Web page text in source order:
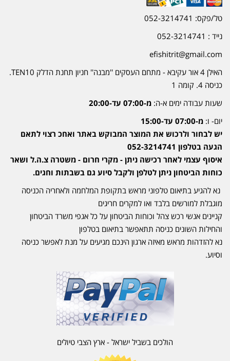
טל/פקס: 052-3214741
נייד : 052-3214741
efishitrit@gmail.com
האילן 4 אור עקיבא - מתחם העסקים ''מבנה'' חניון תחנת הדלק TEN10.
כניסה 4. קומה 1
שעות עבודה ימים א-ה: מ-07:00 עד-20:00
יום- ו: מ-07:00 עד-15:00
יש לבחור ולרכוש את המוצר המבוקש באתר ואחכ רצוי לתאם
הגעה בטלפון 052-3214741
איסוף עצמי לאחר רכישה ניתן - מקרי חרום - משטרה צ.ה.ל ושאר
כוחות הביטחון ניתן לטלפן ולקבל סיוע גם בשבתות וחגים.
נא להגיע בתיאום טלפוני מראש בתקופת המלחמה ולאחריה הכניסה
מוגבלת למורשים בלבד ואו למקרים חריגים
קניינים אנשי רכש צהל וכוחות הביטחון על כל אגפי משרד הביטחון
והחילות השונים כניסה תתאפשר בתיאום בטלפון
נא להזדהות מראש מאיזה ארגון הינכם מגיעים על מנת לאפשר כניסה
וסיוע.
הולכים בשביל ישראל - ארץ הצבי טיולים